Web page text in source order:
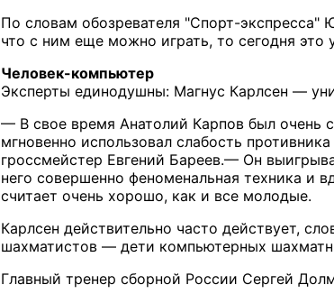
По словам обозревателя "Спорт-экспресса"
что с ним еще можно играть, то сегодня
Человек-компьютер
Эксперты единодушны: Магнус Карлсен —
— В свое время Анатолий Карпов был очень
мгновенно использовал слабость
гроссмейстер Евгений Бареев.— Он
него совершенно феноменальная техника и
считает очень хорошо, как и все молодые.
Карлсен действительно часто действует,
шахматистов — дети компьютерных
Главный тренер сборной России Сергей